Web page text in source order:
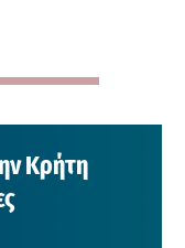
Κρήτη